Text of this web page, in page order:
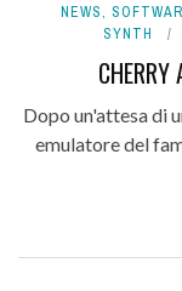
NEWS,
SYNTH
Dopo un'attesa di
emulatore del